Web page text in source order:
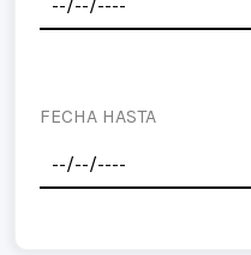
FECHA HASTA